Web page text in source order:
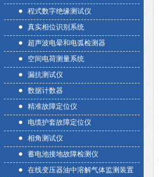
程式数字绝缘测试仪
真实相位识别系统
超声波电晕和电弧检测器
空间电荷测量系统
漏抗测试仪
数据计数器
精准故障定位仪
电缆护套故障定位仪
相角测试仪
蓄电池接地故障检测仪
在线变压器油中溶解气体监测装置